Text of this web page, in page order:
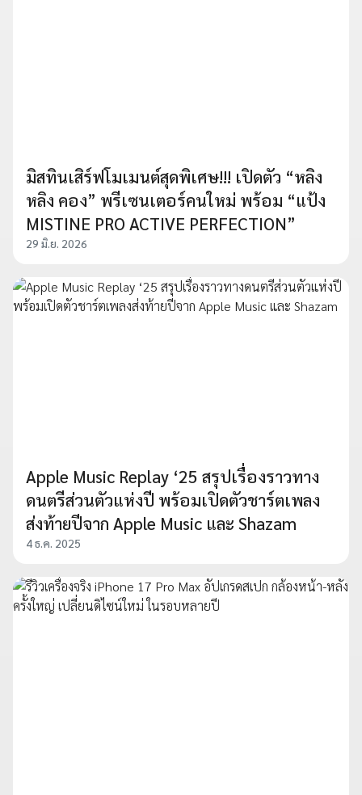
มิสทินเสิร์ฟโมเมนต์สุดพิเศษ!!! เปิดตัว “หลิง
หลิง คอง” พรีเซนเตอร์คนใหม่ พร้อม “แป้ง
MISTINE PRO ACTIVE PERFECTION”
29 มิ.ย. 2026
Apple Music Replay ‘25 สรุปเรื่องราวทาง
ดนตรีส่วนตัวแห่งปี พร้อมเปิดตัวชาร์ตเพลง
ส่งท้ายปีจาก Apple Music และ Shazam
4 ธ.ค. 2025